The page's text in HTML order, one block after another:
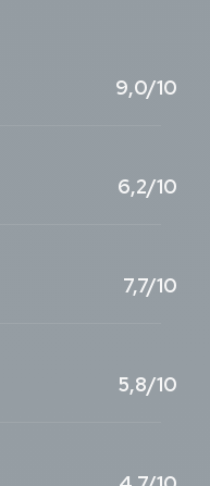
9,0/10
6,2/10
7,7/10
5,8/10